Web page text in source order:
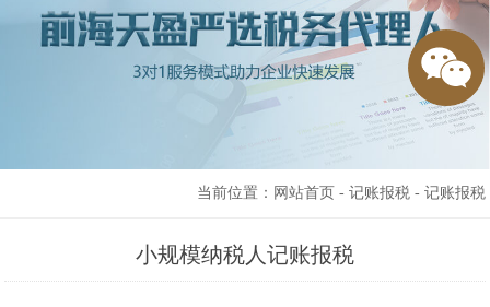
当前位置： 网站首页 - 记账报税- 记账报税
小规模纳税人记账报税